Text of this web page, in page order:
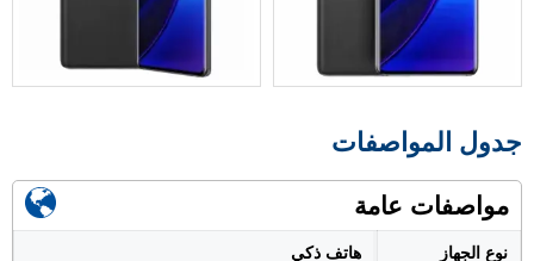
جدول المواصفات
مواصفات عامة
نوع الجهاز هاتف ذكي